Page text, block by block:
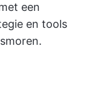
een
en tools